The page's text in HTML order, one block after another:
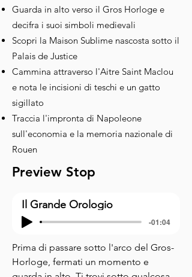
Guarda in alto verso il Gros Horloge e
decifra i suoi simboli medievali
Scopri la Maison Sublime nascosta sotto il
Palais de Justice
Cammina attraverso l'Aitre Saint Maclou
e nota le incisioni di teschi e un gatto
sigillato
Traccia l'impronta di Napoleone
sull'economia e la memoria nazionale di
Rouen
Preview Stop
Il Grande Orologio
-01:04
Prima di passare sotto l'arco del Gros-
Horloge, fermati un momento e